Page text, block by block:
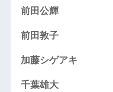
前田公輝
前田敦子
加藤シゲアキ
千葉雄大